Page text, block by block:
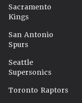
Sacramento
Kings
San Antonio
Spurs
Seattle
Supersonics
Toronto Raptors